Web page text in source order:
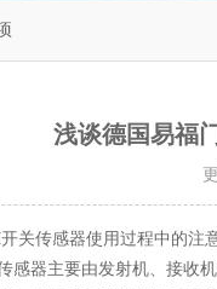
浅谈德国易福
传感器使用过程中的注
器主要由发射机、接收机